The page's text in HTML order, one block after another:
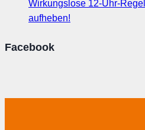
Wirkungslose 12-Uhr-
aufheben!
Facebook